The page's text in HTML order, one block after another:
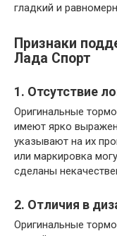
гладкий и
Признаки
Лада Спорт
1. Отсутствие
Оригинальные
имеют ярко
указывают на их
или маркировка
сделаны
2. Отличия в
Оригинальные